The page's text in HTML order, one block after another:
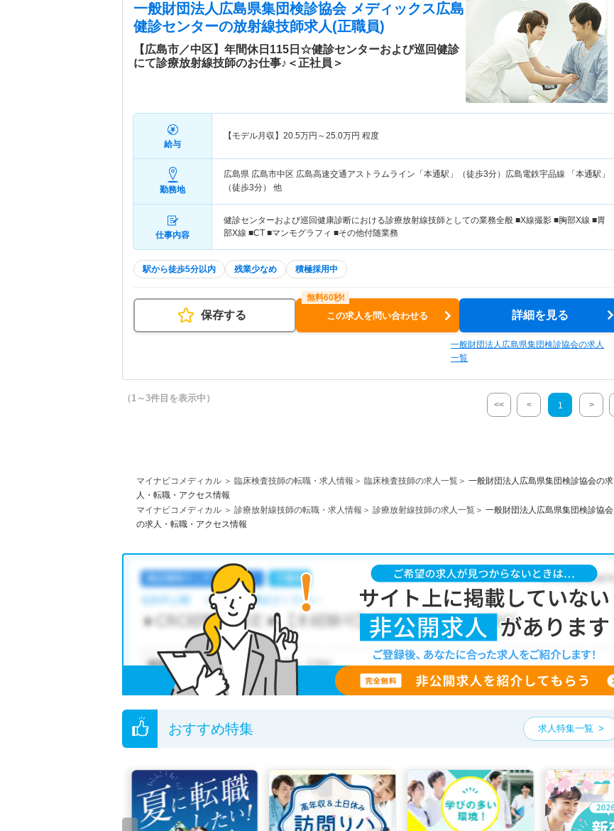
一般財団法人広島県集団検診協会 メディックス広島
健診センターの放射線技師求人(正職員)
【広島市／中区】年間休日115日☆健診センターおよび巡回健診
にて診療放射線技師のお仕事♪＜正社員＞
給与
【モデル月収】 20.5万円～25.0万円 程度
勤務地
広島県 広島市中区 広島高速交通アストラムライン「本通駅」（徒歩3分）広島電鉄宇品線 「本通駅」
（徒歩3分） 他
仕事内容
健診センターおよび巡回健康診断における診療放射線技師としての業務全般 ■X線撮影 ■胸部X線 ■胃
部X線 ■CT ■マンモグラフィ ■その他付随業務
駅から徒歩5分以内 残業少なめ 積極採用中
保存する この求人を問い合わせる 詳細を見る
一般財団法人広島県集団検診協会の求人
一覧
（1～3件目を表示中）
<< < 1 >
マイナビコメディカル 臨床検査技師の転職・求人情報 臨床検査技師の求人一覧
一般財団法人広島県集団検診協会の求
人・転職・アクセス情報
マイナビコメディカル
診療放射線技師の転職・求人情報 診療放射線技師の求人一覧
一般財団法人広島県集団検診協会
の求人・転職・アクセス情報
おすすめ特集 求人特集一覧